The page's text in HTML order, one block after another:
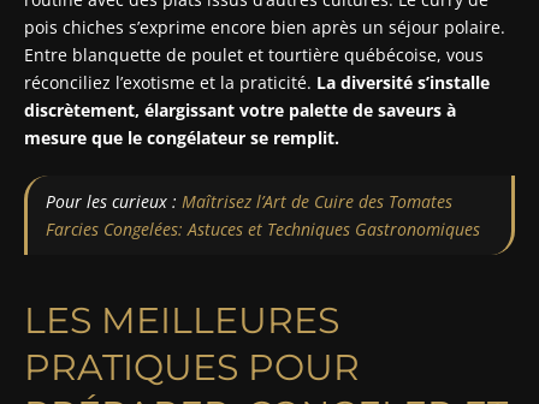
pois chiches s’exprime encore bien après un séjour polaire.
Entre blanquette de poulet et tourtière québécoise, vous
réconciliez l’exotisme et la praticité. La diversité s’installe
discrètement, élargissant votre palette de saveurs à
mesure que le congélateur se remplit.
Pour les curieux : Maîtrisez l’Art de Cuire des Tomates
Farcies Congelées: Astuces et Techniques Gastronomiques
LES MEILLEURES
PRATIQUES POUR